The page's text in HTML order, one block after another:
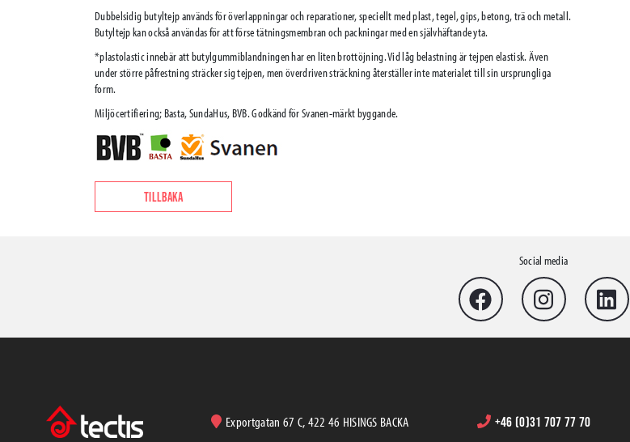
Dubbelsidig butyltejp används för överlappningar och reparationer, speciellt med plast, tegel, gips, betong, trä och metall.
Butyltejp kan också användas för att förse tätningsmembran och packningar med en självhäftande yta.
*plastolastic innebär att butylgummiblandningen har en liten brottöjning. Vid låg belastning är tejpen elastisk. Även
under större påfrestning sträcker sig tejpen, men överdriven sträckning återställer inte materialet till sin ursprungliga
form.
Miljöcertifiering; Basta, SundaHus, BVB. Godkänd för Svanen-märkt byggande.
TILLBAKA
Social media
Exportgatan 67 C, 422 46 HISINGS BACKA +46 (0)31 707 77 70